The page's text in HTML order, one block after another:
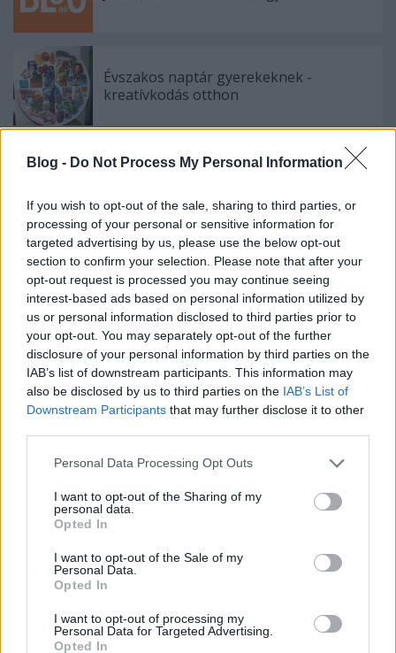
Blog - Do Not Process My Personal Information
If you wish to opt-out of the sale, sharing to third parties, or
processing of your personal or sensitive information for
targeted advertising by us, please use the below opt-out
section to confirm your selection. Please note that after your
opt-out request is processed you may continue seeing
interest-based ads based on personal information utilized by
us or personal information disclosed to third parties prior to
your opt-out. You may separately opt-out of the further
disclosure of your personal information by third parties on the
IAB’s list of downstream participants. This information may
also be disclosed by us to third parties on the IAB’s List of
Downstream Participants that may further disclose it to other
Please note that this website/app uses one or more Google
not limited to your visit or usage behaviour. You may click to
grant or deny consent to Google and its third-party tags to
use your data for below specified purposes in below Google
consent section.
Personal Data Processing Opt Outs
I want to opt-out of the Sharing of my
personal data.
Opted In
I want to opt-out of the Sale of my
Personal Data.
Opted In
I want to opt-out of processing my
Personal Data for Targeted Advertising.
Opted In
Évszakos naptár gyerekeknek -
kreatívkodás otthon
Szólj hozzá!
A hozzászóláshoz be kell lépned!
VAGY
szilda
17 éve